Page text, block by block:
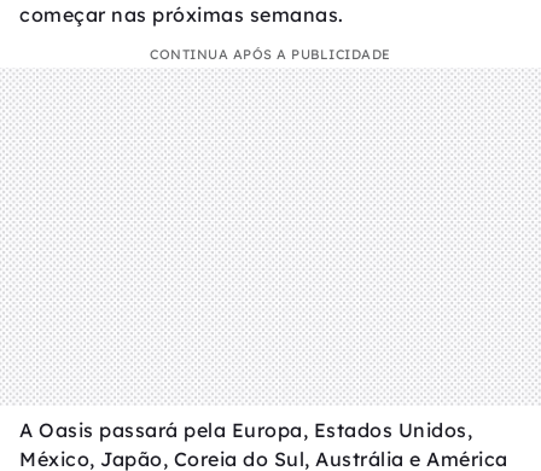
começar nas próximas semanas.
CONTINUA APÓS A PUBLICIDADE
A Oasis passará pela Europa, Estados Unidos,
México, Japão, Coreia do Sul, Austrália e América